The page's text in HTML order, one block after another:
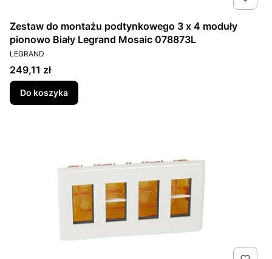
Zestaw do montażu podtynkowego 3 x 4 moduły
pionowo Biały Legrand Mosaic 078873L
PRODUCENT
LEGRAND
Cena
249,11 zł
Do koszyka